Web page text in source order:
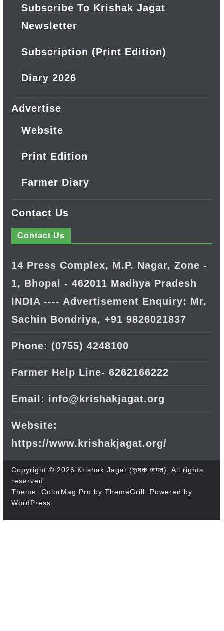
Subscribe To Krishak Jagat
Newsletter
Subscription (Print Edition)
Diary 2026
Advertise
Website
Print Edition
Farmer Diary
Contact Us
Contact Us
14 Press Complex, M.P. Nagar, Zone -
1, Bhopal - 462011 Madhya Pradesh
INDIA ---- Advertisement Enquiry: Mr.
Sachin Bondriya, +91 9826021837
Phone: (0755) 4248100
Farmer Help Line- 6262166222
Email: info@krishakjagat.org
Website:
https://www.krishakjagat.org/
Copyright © 2026 Krishak Jagat (कृषक जगत). All rights
reserved.
Theme: ColorMag Pro by ThemeGrill. Powered by
WordPress.